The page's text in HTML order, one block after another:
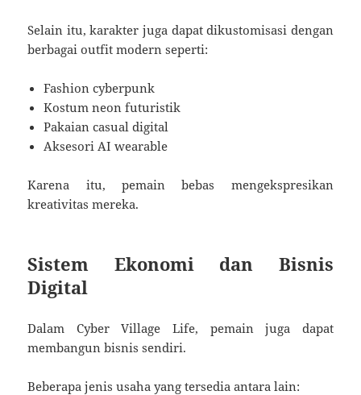
Selain itu, karakter juga dapat dikustomisasi dengan
berbagai outfit modern seperti:
Fashion cyberpunk
Kostum neon futuristik
Pakaian casual digital
Aksesori AI wearable
Karena itu, pemain bebas mengekspresikan
kreativitas mereka.
Sistem Ekonomi dan Bisnis
Digital
Dalam Cyber Village Life, pemain juga dapat
membangun bisnis sendiri.
Beberapa jenis usaha yang tersedia antara lain: